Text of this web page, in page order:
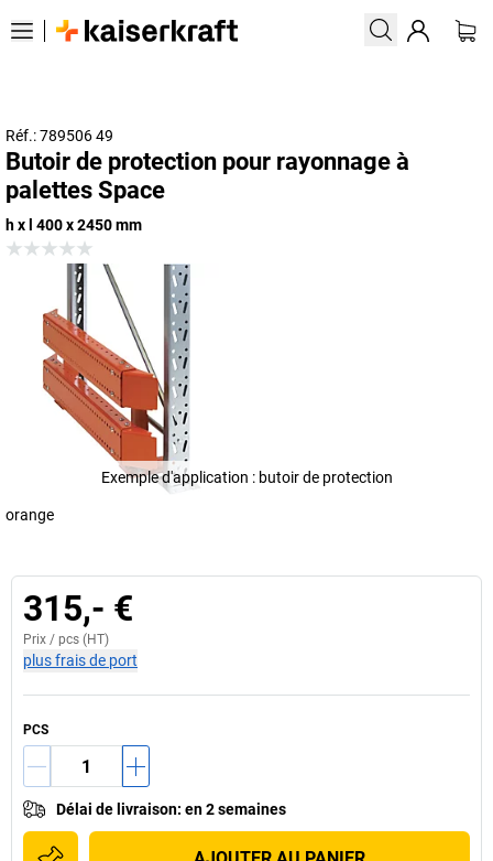
Réf.: 789506 49
Butoir de protection pour rayonnage à
palettes Space
h x l 400 x 2450 mm
Exemple d'application : butoir de protection
orange
315,- €
Prix / pcs (HT)
plus frais de port
PCS
Délai de livraison: en 2 semaines